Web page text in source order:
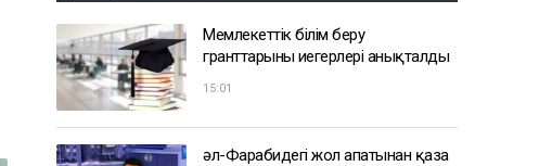
Мемлекеттік білім беру
гранттарының иегерлері анықталды
15:01
әл-Фарабидегі жол апатынан қаза